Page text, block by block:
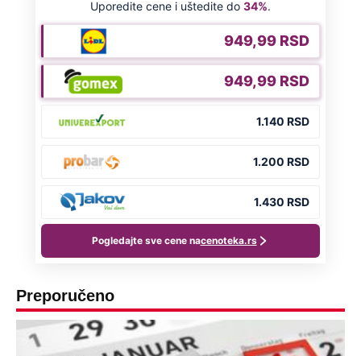
Preporučeno